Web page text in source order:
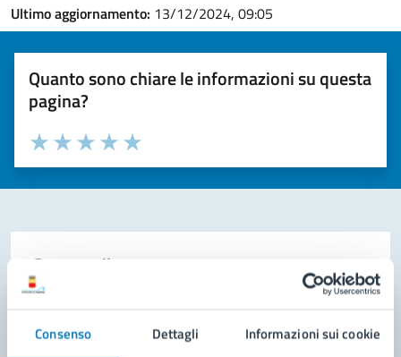
Consenso Dettagli Informazioni sui cookie
Ultimo aggiornamento: 13/12/2024, 09:05
Quanto sono chiare le informazioni su questa
pagina?
Valuta la chiarezza delle informazioni (da 1 a 5 stelle)
Seleziona il numero di stelle per valutare la chiarezza delle
Valuta 5 stelle su 5
Valuta 4 stelle su 5
Valuta 3 stelle su 5
Valuta 2 stelle su 5
Valuta 1 stelle su 5
Contatta il comune
Richiedi assistenza